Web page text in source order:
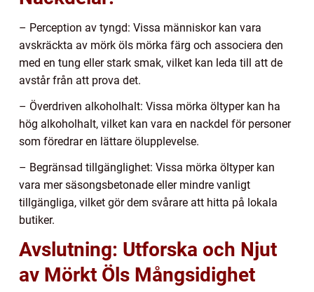
– Perception av tyngd: Vissa människor kan vara
avskräckta av mörk öls mörka färg och associera den
med en tung eller stark smak, vilket kan leda till att de
avstår från att prova det.
– Överdriven alkoholhalt: Vissa mörka öltyper kan ha
hög alkoholhalt, vilket kan vara en nackdel för personer
som föredrar en lättare ölupplevelse.
– Begränsad tillgänglighet: Vissa mörka öltyper kan
vara mer säsongsbetonade eller mindre vanligt
tillgängliga, vilket gör dem svårare att hitta på lokala
butiker.
Avslutning: Utforska och Njut
av Mörkt Öls Mångsidighet